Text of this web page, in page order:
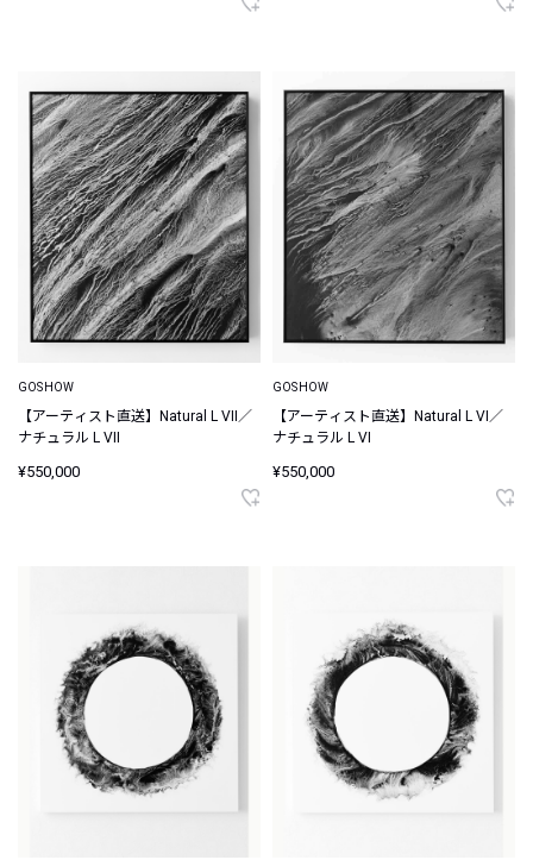
GOSHOW
【アーティスト直送】Natural L VII／
ナチュラル L VII
¥550,000
GOSHOW
【アーティスト直送】Natural L VI／
ナチュラル L VI
¥550,000